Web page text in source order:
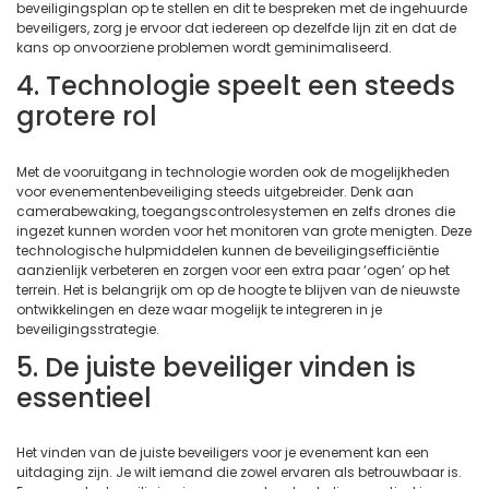
beveiligingsplan op te stellen en dit te bespreken met de ingehuurde
beveiligers, zorg je ervoor dat iedereen op dezelfde lijn zit en dat de
kans op onvoorziene problemen wordt geminimaliseerd.
4. Technologie speelt een steeds
grotere rol
Met de vooruitgang in technologie worden ook de mogelijkheden
voor evenementenbeveiliging steeds uitgebreider. Denk aan
camerabewaking, toegangscontrolesystemen en zelfs drones die
ingezet kunnen worden voor het monitoren van grote menigten. Deze
technologische hulpmiddelen kunnen de beveiligingsefficiëntie
aanzienlijk verbeteren en zorgen voor een extra paar ‘ogen’ op het
terrein. Het is belangrijk om op de hoogte te blijven van de nieuwste
ontwikkelingen en deze waar mogelijk te integreren in je
beveiligingsstrategie.
5. De juiste beveiliger vinden is
essentieel
Het vinden van de juiste beveiligers voor je evenement kan een
uitdaging zijn. Je wilt iemand die zowel ervaren als betrouwbaar is.